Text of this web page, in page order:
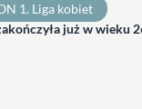
1. Liga kobiet
już w wieku